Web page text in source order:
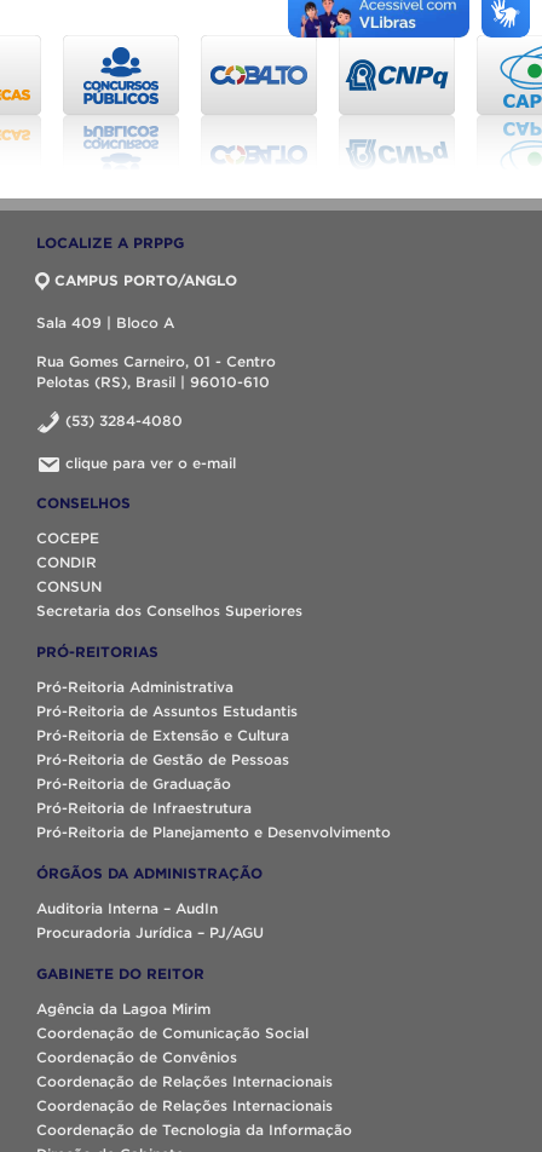
LOCALIZE A PRPPG
CAMPUS PORTO/ANGLO
Sala 409 | Bloco A
Rua Gomes Carneiro, 01 - Centro
Pelotas (RS), Brasil | 96010-610
(53) 3284-4080
clique para ver o e-mail
CONSELHOS
COCEPE
CONDIR
CONSUN
Secretaria dos Conselhos Superiores
PRÓ-REITORIAS
Pró-Reitoria Administrativa
Pró-Reitoria de Assuntos Estudantis
Pró-Reitoria de Extensão e Cultura
Pró-Reitoria de Gestão de Pessoas
Pró-Reitoria de Graduação
Pró-Reitoria de Infraestrutura
Pró-Reitoria de Planejamento e Desenvolvimento
ÓRGÃOS DA ADMINISTRAÇÃO
Auditoria Interna – AudIn
Procuradoria Jurídica – PJ/AGU
GABINETE DO REITOR
Agência da Lagoa Mirim
Coordenação de Comunicação Social
Coordenação de Convênios
Coordenação de Relações Internacionais
Coordenação de Relações Internacionais
Coordenação de Tecnologia da Informação